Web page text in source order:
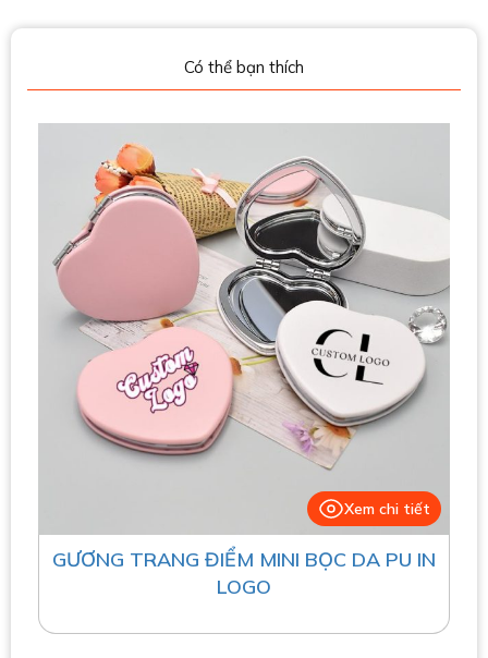
Có thể bạn thích
Xem chi tiết
GƯƠNG TRANG ĐIỂM MINI BỌC DA PU IN
LOGO